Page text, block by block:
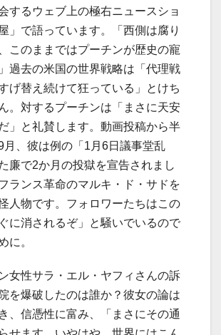
するウェブ上の極右ニュースショ
」で語っています。「西側は腐り
このままではプーチンが歴史の寵
過去の米国の世界戦略は「代理戦
げ替え続けて狂っている」とけち
。対するプーチンは「まさに天安
」と礼賛します。動画投稿から半
月、彼は例の「1月6日議事堂乱
廉で2か月の投獄を宣告されまし
ランス革命のマルキ・ド・サドを
人物です。フォロワーたちはこの
に消されるぞ」と騒いでいるので
に。
女性サラ・エル・ヤフィさんの訴
を爆破したのは誰か？彼女の論は
、信憑性に富み、「まさにその通